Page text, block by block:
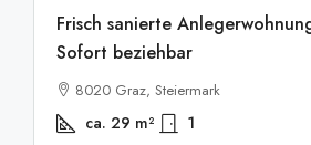
Frisch sanierte
Sofort beziehbar
8020 Graz, Steiermark
ca. 29 m² 1